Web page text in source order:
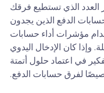
العدد الذي تستطيع فرقك
الدفع الذين يجدون
مؤشرات أداء حسابات
وإذا كان الإدخال اليدوي
في اعتماد حلول أتمتة
لفرق حسابات الدفع.